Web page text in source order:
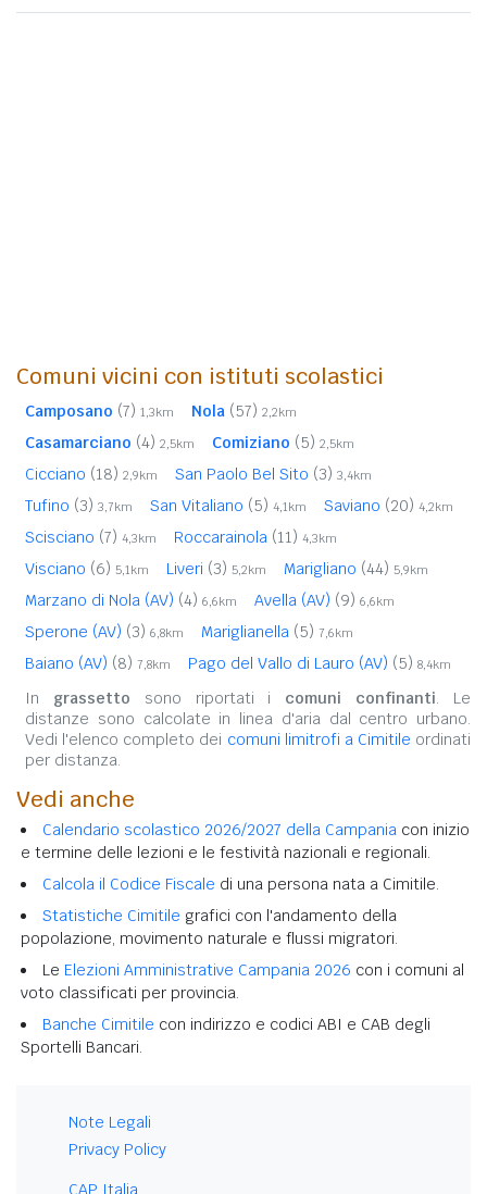
Comuni vicini con istituti scolastici
Camposano (7) 1,3km Nola (57) 2,2km
Casamarciano (4) 2,5km Comiziano (5) 2,5km
Cicciano (18) 2,9km San Paolo Bel Sito (3) 3,4km
Tufino (3) 3,7km San Vitaliano (5) 4,1km Saviano (20) 4,2km
Scisciano (7) 4,3km Roccarainola (11) 4,3km
Visciano (6) 5,1km Liveri (3) 5,2km Marigliano (44) 5,9km
Marzano di Nola (AV) (4) 6,6km Avella (AV) (9) 6,6km
Sperone (AV) (3) 6,8km Mariglianella (5) 7,6km
Baiano (AV) (8) 7,8km Pago del Vallo di Lauro (AV) (5) 8,4km
In grassetto sono riportati i comuni confinanti. Le
distanze sono calcolate in linea d'aria dal centro urbano.
Vedi l'elenco completo dei comuni limitrofi a Cimitile ordinati
per distanza.
Vedi anche
Calendario scolastico 2026/2027 della Campania con inizio
e termine delle lezioni e le festività nazionali e regionali.
Calcola il Codice Fiscale di una persona nata a Cimitile.
Statistiche Cimitile grafici con l'andamento della
popolazione, movimento naturale e flussi migratori.
Le Elezioni Amministrative Campania 2026 con i comuni al
voto classificati per provincia.
Banche Cimitile con indirizzo e codici ABI e CAB degli
Sportelli Bancari.
Note Legali
Privacy Policy
CAP Italia